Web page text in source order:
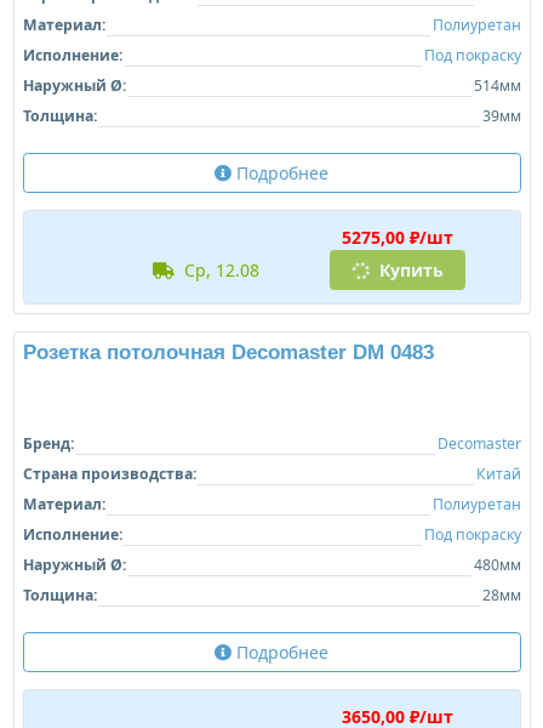
Исполнение:
Под покраску
Наружный Ø:
460мм
Внутренний Ø:
108мм
Толщина:
26мм
Подробнее
3308,00 ₽/шт
1-2 дня
Купить
Розетка потолочная Decomaster DM 0471
Бренд:
Decomaster
Страна производства:
Китай
Материал:
Полиуретан
Исполнение:
Под покраску
Наружный Ø:
514мм
Толщина:
39мм
Подробнее
5275,00 ₽/шт